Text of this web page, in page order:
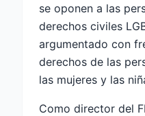
se oponen a las
derechos civiles
argumentado con
derechos de las
las mujeres y las
Como director del